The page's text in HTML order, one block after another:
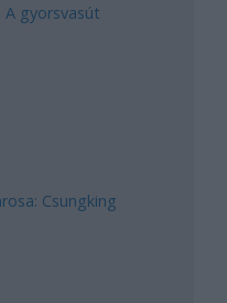
A gyorsvasút
Csungking